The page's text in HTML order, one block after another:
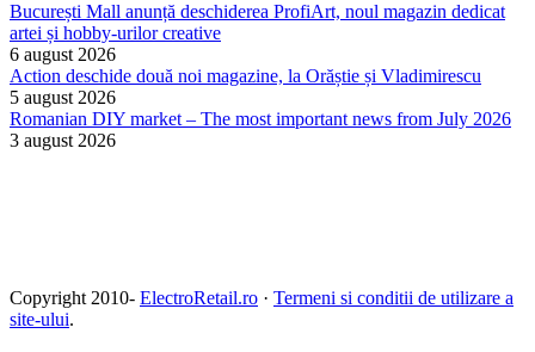
București Mall anunță deschiderea ProfiArt, noul magazin dedicat
artei și hobby-urilor creative
6 august 2026
Action deschide două noi magazine, la Orăștie și Vladimirescu
5 august 2026
Romanian DIY market – The most important news from July 2026
3 august 2026
Copyright 2010- ElectroRetail.ro · Termeni si conditii de utilizare a
site-ului.